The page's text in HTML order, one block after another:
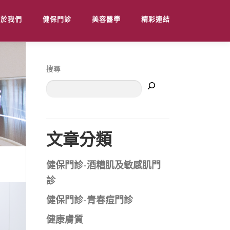
我們 健保門診 美容醫學 精彩連結
搜尋
文章分類
健保門診-酒糟肌及敏感肌門
診
健保門診-青春痘門診
健康膚質